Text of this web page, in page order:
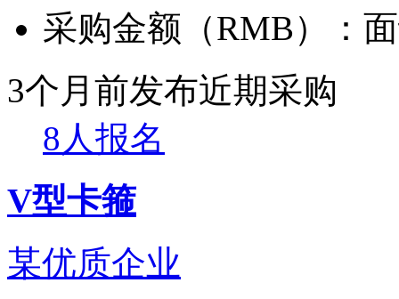
采购金额（RMB）：
3个月前发布近期采购
8人报名
V型卡箍
某优质企业